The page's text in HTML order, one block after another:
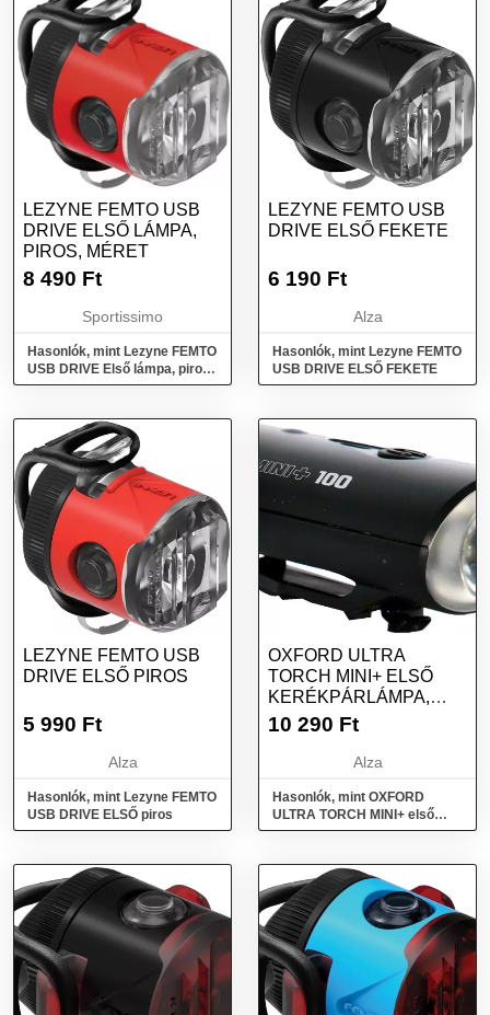
LEZYNE FEMTO USB
DRIVE ELSŐ LÁMPA,
PIROS, MÉRET
8 490 Ft
Sportissimo
Hasonlók, mint Lezyne FEMTO
USB DRIVE Első lámpa, piros,
méret
LEZYNE FEMTO USB
DRIVE ELSŐ FEKETE
6 190 Ft
Alza
Hasonlók, mint Lezyne FEMTO
USB DRIVE ELSŐ FEKETE
LEZYNE FEMTO USB
DRIVE ELSŐ PIROS
5 990 Ft
Alza
Hasonlók, mint Lezyne FEMTO
USB DRIVE ELSŐ piros
OXFORD ULTRA
TORCH MINI+ ELSŐ
KERÉKPÁRLÁMPA,
(USB TÖLTÉS, 100 LM
10 290 Ft
Alza
Hasonlók, mint OXFORD
ULTRA TORCH MINI+ első
kerékpárlámpa, (USB töltés,